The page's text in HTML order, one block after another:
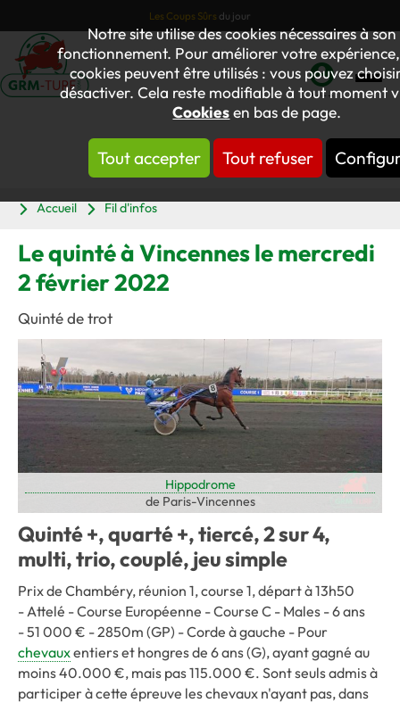
Notre site utilise des cookies nécessaires à
fonctionnement. Pour améliorer votre expérience,
cookies peuvent être utilisés : vous pouvez
désactiver. Cela reste modifiable à tout moment
Cookiesen bas de page.
Tout accepter Tout refuser
Les Coups Sûrs du jour
Mon
compte
Accueil
Fil d'infos
Le quinté à Vincennes le mercredi
2 février 2022
Quinté de trot
Hippodrome
de Paris-Vincennes
Quinté +, quarté +, tiercé, 2 sur 4,
multi, trio, couplé, jeu simple
Prix de Chambéry, réunion 1, course 1, départ à 13h50
- Attelé - Course Européenne - Course C - Males - 6 ans
-51 000 € - 2850m (GP) -Corde à gauche - Pour
chevauxentiers et hongres de 6 ans (G), ayant gagné au
moins 40.000 €, mais pas 115.000 €. Sont seuls admis à
participer à cette épreuve les chevaux n'ayant pas, dans